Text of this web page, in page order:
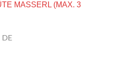
MASSERL (MAX. 3
DE